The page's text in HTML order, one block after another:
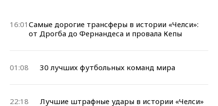
16:01 Самые дорогие трансферы в истории «Челси»:
от Дрогба до Фернандеса и провала Кепы
01:08 30 лучших футбольных команд мира
22:18 Лучшие штрафные удары в истории «Челси»